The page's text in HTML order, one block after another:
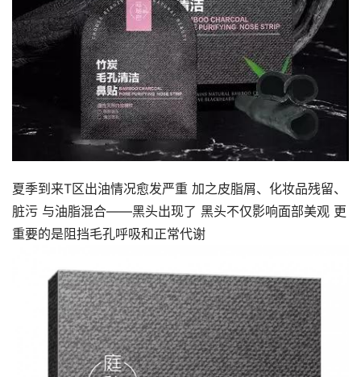
夏季到来T区出油情况愈发严重 加之皮脂屑、化妆品残留、
脏污 与油脂混合——黑头出现了 黑头不仅影响面部美观 更
重要的是阻挡毛孔呼吸和正常代谢